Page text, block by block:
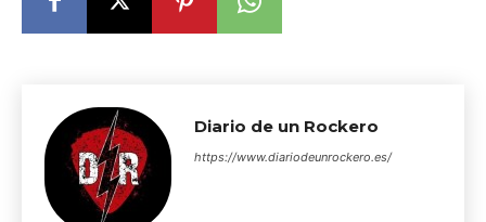
Diario de un Rockero
https://www.diariodeunrockero.es/